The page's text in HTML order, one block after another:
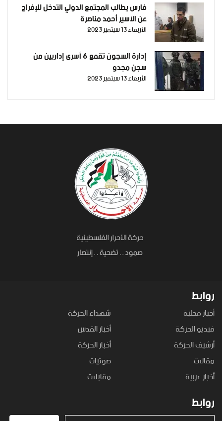
فارس يطالب المجتمع الدولي التدخل للإفراج
عن الأسير أحمد مناصرة
الأربعاء 13 سبتمبر 2023
إدارة السجون تقمع 6 أسرى إداريين من
سجن مجدو
الأربعاء 13 سبتمبر 2023
روابط
أخبار محلية
شهداء الحركة
فيديو الحركة
أخبار القدس
أرشيف الحركة
أخبار الحركة
مقالات
صوتيات
أخبار عربية
مقابلات
روابط